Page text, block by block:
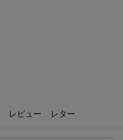
レビュー レター